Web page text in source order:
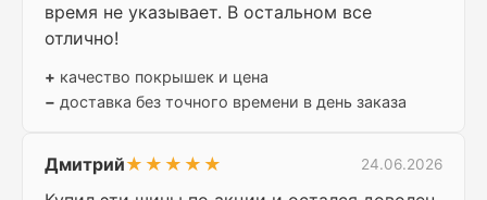
время не указывает. В остальном все
отлично!
+ качество покрышек и цена
− доставка без точного времени в день заказа
Дмитрий★★★★★ 24.06.2026